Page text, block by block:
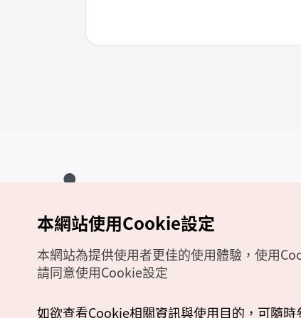
Copyrights (c) 韓國觀光公社版權所有
如有相關疑問或建議，歡迎來信至官方信箱
本網站使用Cookie設定
本網站為提供使用者更佳的使用體驗，使用
請同意使用Cookie設定
如欲查看Cookie相關資訊與使用目的，可隨時